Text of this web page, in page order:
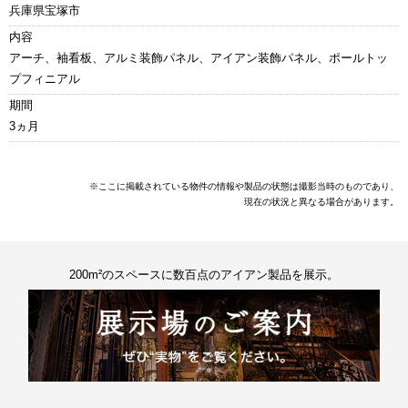
兵庫県宝塚市
内容
アーチ、袖看板、アルミ装飾パネル、アイアン装飾パネル、ポールトッ
プフィニアル
期間
3ヵ月
※ここに掲載されている物件の情報や製品の状態は撮影当時のものであり、
現在の状況と異なる場合があります。
200m²のスペースに数百点のアイアン製品を展示。